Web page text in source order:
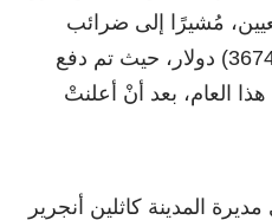
مُشيرًا إلى ضرائب
متأخرة السداد تزيدُ عن (3674.58) دولار، حيث تم دفع
من هذا العام، بعد أنْ أعلنتْ
المدينة كاثلين أنجرير